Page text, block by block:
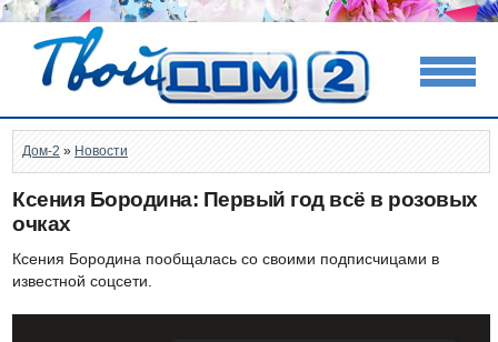
Дом-2 » Новости
Ксения Бородина: Первый год всё в розовых
очках
Ксения Бородина пообщалась со своими подписчицами в
известной соцсети.